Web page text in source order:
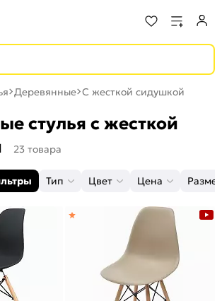
Деревянные С жесткой сидушкой
стулья с жесткой
23 товара
Тип Цвет Цена